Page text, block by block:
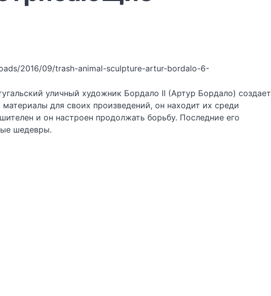
2016/09/trash-animal-sculpture-artur-bordalo-6-
уличный художник Бордало II (Артур Бордало) создает
для своих произведений, он находит их среди
и он настроен продолжать борьбу. Последние его
шедевры.